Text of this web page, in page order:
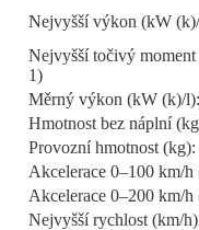
Nejvyšší výkon (kW
Nejvyšší točivý
1)
Měrný výkon (kW (k)/l):
Hmotnost bez náplní
Provozní hmotnost (kg):
Akcelerace 0–100 km/h
Akcelerace 0–200 km/h
Nejvyšší rychlost (km/